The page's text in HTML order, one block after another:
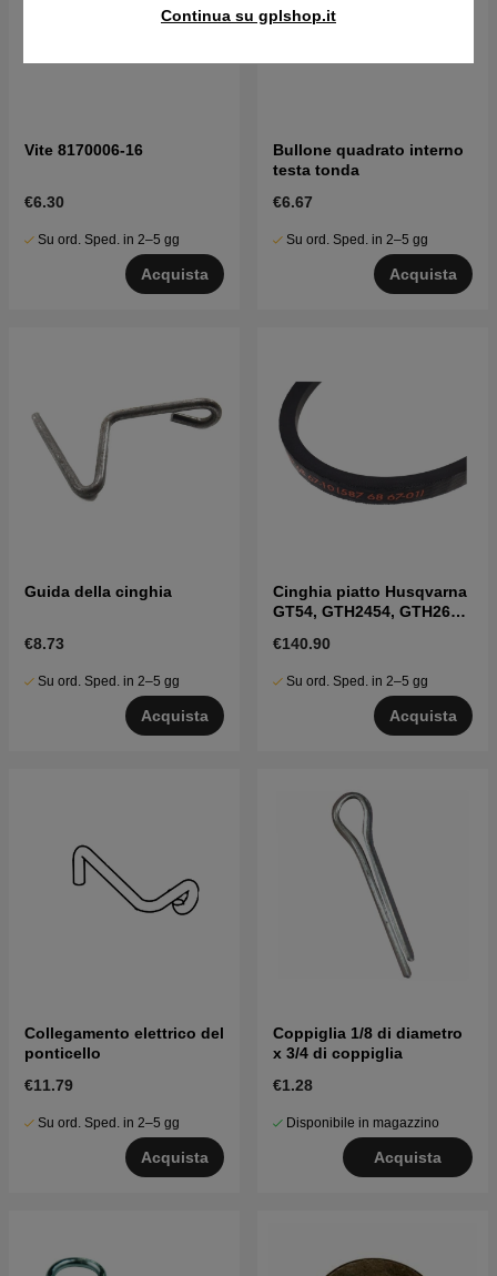
Continua su gplshop.it
Vite 8170006-16
€6.30
Su ord. Sped. in 2–5 gg
Acquista
Bullone quadrato interno
testa tonda
€6.67
Su ord. Sped. in 2–5 gg
Acquista
Guida della cinghia
€8.73
Su ord. Sped. in 2–5 gg
Acquista
Cinghia piatto Husqvarna
GT54, GTH2454, GTH260,
€140.90
Su ord. Sped. in 2–5 gg
Acquista
Collegamento elettrico del
ponticello
€11.79
Su ord. Sped. in 2–5 gg
Acquista
Coppiglia 1/8 di diametro
x 3/4 di coppiglia
€1.28
Disponibile in magazzino
Acquista